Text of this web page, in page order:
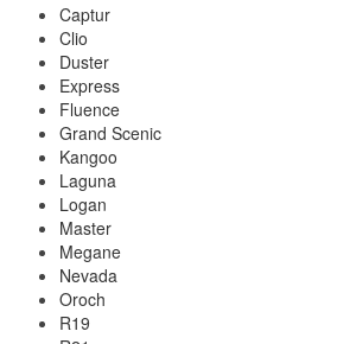
Captur
Clio
Duster
Express
Fluence
Grand Scenic
Kangoo
Laguna
Logan
Master
Megane
Nevada
Oroch
R19